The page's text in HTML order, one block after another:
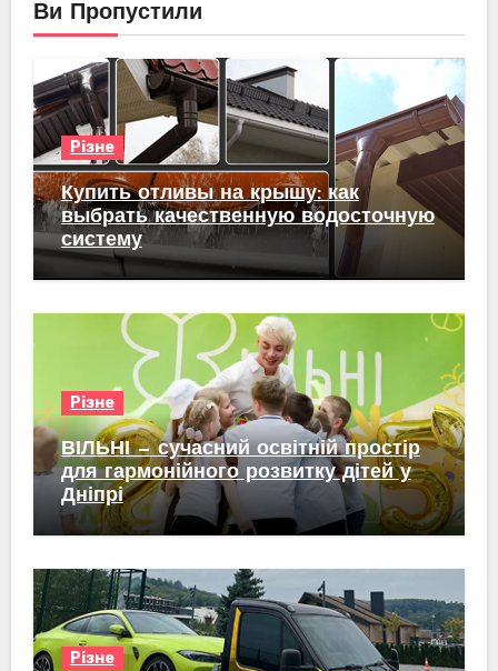
Ви Пропустили
Різне
Купить отливы на крышу: как
выбрать качественную водосточную
систему
Різне
ВІЛЬНІ — сучасний освітній простір
для гармонійного розвитку дітей у
Дніпрі
Різне